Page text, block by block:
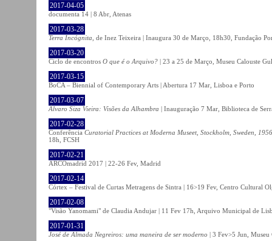
2017-04-05
documenta 14 | 8 Abr, Atenas
2017-03-28
Terra Incógnita , de Inez Teixeira | Inaugura 30 de Março, 18h30, Fundação
2017-03-20
Ciclo de encontros O que é o Arquivo? | 23 a 25 de Março, Museu Calouste
2017-03-15
BoCA – Biennial of Contemporary Arts | Abertura 17 Mar, Lisboa e Porto
2017-03-07
Álvaro Siza Vieira: Visões da Alhambra | Inauguração 7 Mar, Biblioteca de
2017-02-28
Conferência Curatorial Practices at Moderna Museet, Stockholm, Sweden,
18h, FCSH
2017-02-21
ARCOmadrid 2017 | 22-26 Fev, Madrid
2017-02-14
Córtex – Festival de Curtas Metragens de Sintra | 16>19 Fev, Centro Cultural
2017-02-08
"Visão Yanomami" de Claudia Andujar | 11 Fev 17h, Arquivo Municipal de
2017-01-31
José de Almada Negreiros: uma maneira de ser moderno | 3 Fev>5 Jun,